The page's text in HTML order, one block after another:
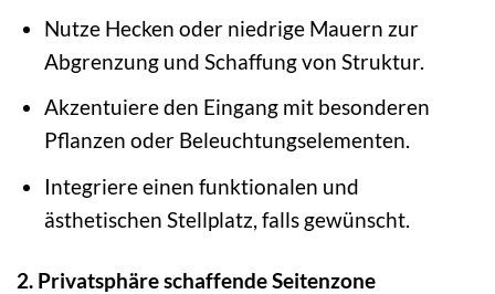
Nutze Hecken oder niedrige Mauern zur
Abgrenzung und Schaffung von Struktur.
Akzentuiere den Eingang mit besonderen
Pflanzen oder Beleuchtungselementen.
Integriere einen funktionalen und
ästhetischen Stellplatz, falls gewünscht.
2. Privatsphäre schaffende Seitenzone